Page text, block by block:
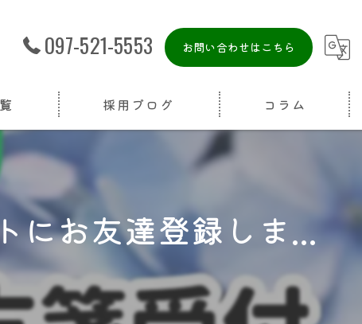
097-521-5553 お問い合わせはこちら
採用ブログ コラム
にお友達登録しま...